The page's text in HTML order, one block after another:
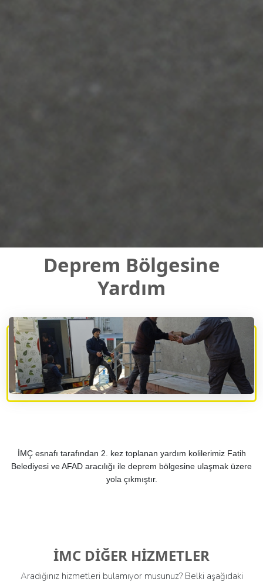
Deprem Bölgesine
Yardım
İMÇ esnafı tarafından 2. kez toplanan yardım kolilerimiz Fatih
Belediyesi ve AFAD aracılığı ile deprem bölgesine ulaşmak üzere
yola çıkmıştır.
İMC DİĞER HİZMETLER
Aradığınız hizmetleri bulamıyor musunuz? Belki aşağıdaki